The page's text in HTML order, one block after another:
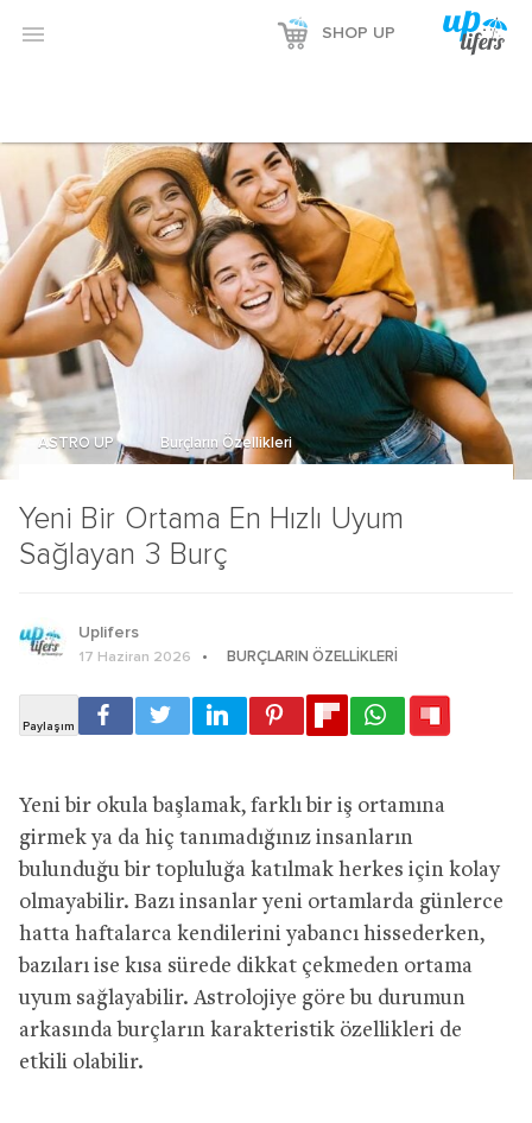
Reklamı Göster
Reklamı Gizle
 SHOP UP
Yeni Bir Ortama En Hızlı Uyum
Sağlayan 3 Burç
ASTRO UP Burçların Özellikleri
Uplifers
17 Haziran 2026 BURÇLARIN ÖZELLIKLERI
Yeni bir okula başlamak, farklı bir iş ortamına
girmek ya da hiç tanımadığınız insanların
bulunduğu bir topluluğa katılmak herkes için kolay
olmayabilir. Bazı insanlar yeni ortamlarda günlerce
hatta haftalarca kendilerini yabancı hissederken,
bazıları ise kısa sürede dikkat çekmeden ortama
uyum sağlayabilir. Astrolojiye göre bu durumun
arkasında burçların karakteristik özellikleri de
etkili olabilir.